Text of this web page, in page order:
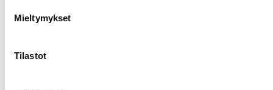
Mieltymykset
Tilastot
Muut palvelut